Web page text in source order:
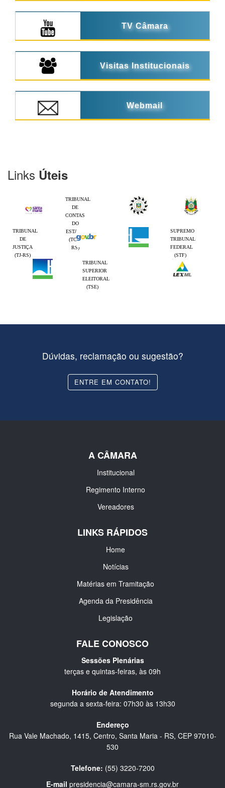
TV Câmara
Visitas Institucionais
Webmail
Links Úteis
TRIBUNAL
DE
CONTAS
DO
ESTADO
(TCE-
RS)
TRIBUNAL
DE
JUSTIÇA
(TJ-RS)
SUPREMO
TRIBUNAL
FEDERAL
(STF)
TRIBUNAL
SUPERIOR
ELEITORAL
(TSE)
Dúvidas, reclamação ou sugestão?
ENTRE EM CONTATO!
A CÂMARA
Institucional
Regimento Interno
Vereadores
LINKS RÁPIDOS
Home
Notícias
Matérias em Tramitação
Agenda da Presidência
Legislação
FALE CONOSCO
Sessões Plenárias
terças e quintas-feiras, às 09h
Horário de Atendimento
segunda a sexta-feira: 07h30 às 13h30
Endereço
Rua Vale Machado, 1415, Centro, Santa Maria - RS, CEP 97010-
530
Telefone: (55) 3220-7200
E-mail presidencia@camara-sm.rs.gov.br